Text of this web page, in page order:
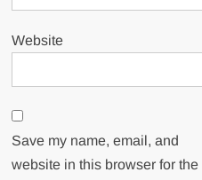
Website
Save my name, email, and
website in this browser for the